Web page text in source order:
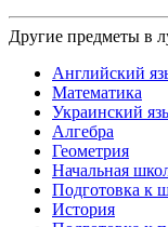
Другие предметы в
Английский
Математика
Украинский
Алгебра
Геометрия
Начальная
Подготовка к
История